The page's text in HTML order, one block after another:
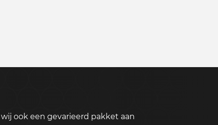
ook een gevarieerd pakket aan